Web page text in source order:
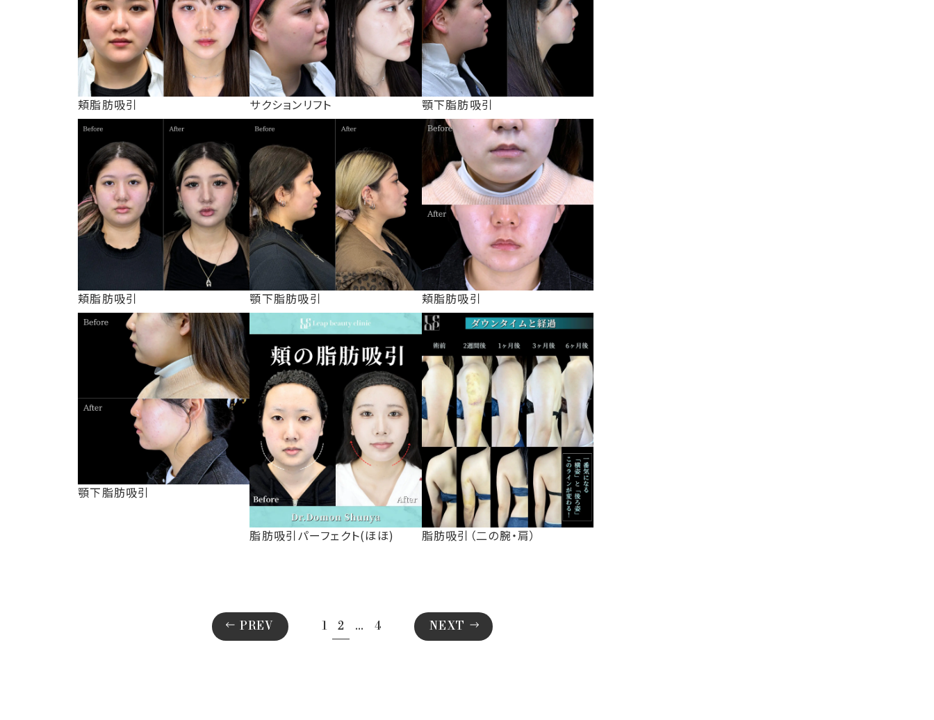
頬脂肪吸引 サクションリフト 顎下脂肪吸引
頬脂肪吸引 顎下脂肪吸引 頬脂肪吸引
顎下脂肪吸引
脂肪吸引パーフェクト(ほほ) 脂肪吸引（二の腕・肩）
PREV 1 2 … 4 NEXT